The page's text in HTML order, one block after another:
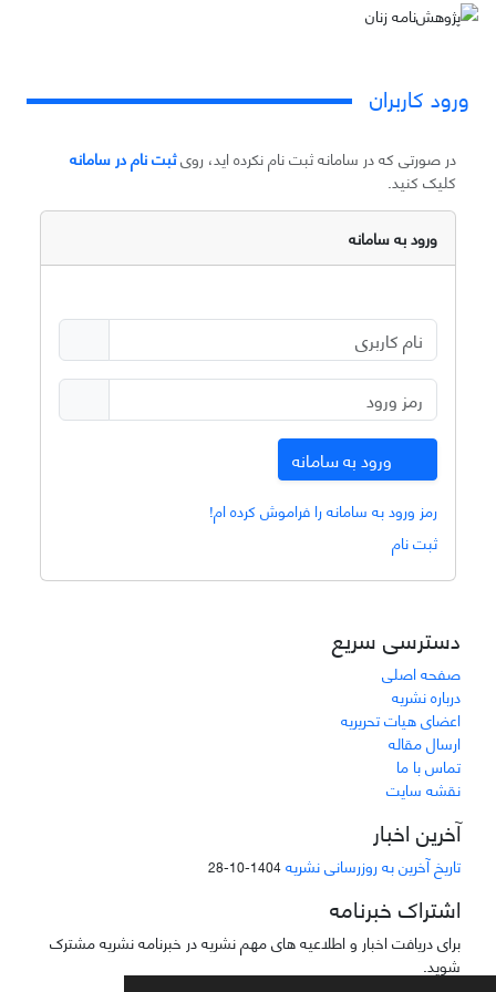
ورود کاربران
در صورتی که در سامانه ثبت نام نکرده اید، رویثبت نام در سامانه
کلیک کنید.
ورود به سامانه
ورود به سامانه
رمز ورود به سامانه را فراموش کرده ام!
ثبت نام
دسترسی سریع
صفحه اصلی
درباره نشریه
اعضای هیات تحریریه
ارسال مقاله
تماس با ما
نقشه سایت
آخرین اخبار
تاریخ آخرین به روزرسانی نشریه1404-10-28
اشتراک خبرنامه
برای دریافت اخبار و اطلاعیه های مهم نشریه در خبرنامه نشریه مشترک
شوید.